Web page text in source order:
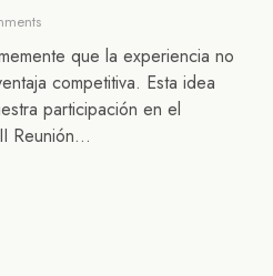
que la experiencia no
competitiva. Esta idea
participación en el
Reunión…